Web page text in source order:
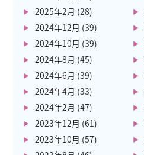
2025年2月 (28)
2024年12月 (39)
2024年10月 (39)
2024年8月 (45)
2024年6月 (39)
2024年4月 (33)
2024年2月 (47)
2023年12月 (61)
2023年10月 (57)